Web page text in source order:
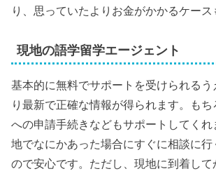
り、思っていたよりお金がかかるケース
現地の語学留学エージェント
基本的に無料でサポートを受けられるう
り最新で正確な情報が得られます。も
への申請手続きなどもサポートしてくれ
地でなにかあった場合にすぐに相談に行
ので安心です。ただし、現地に到着し